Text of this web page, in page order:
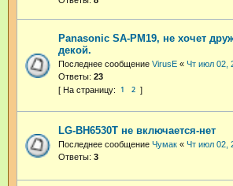
Panasonic SA-PM19, не хочет
декой.
Последнее сообщение VirusE « Чт июл 02,
Ответы: 23
1 2
LG-BH6530T не включается-нет
Последнее сообщение Чумак « Чт июл 02,
Ответы: 3